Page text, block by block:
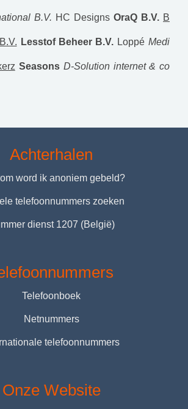
B.V. HC Designs OraQ B.V. B
Lesstof Beheer B.V. Loppé Medi
Seasons D-Solution internet & co
Achterhalen
word ik anoniem gebeld?
telefoonnummers zoeken
dienst 1207 (België)
Telefoonboek
Netnummers
telefoonnummers
Onze Website